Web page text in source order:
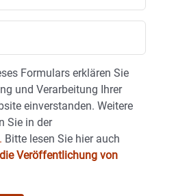
Formulars erklären Sie
und Verarbeitung Ihrer
einverstanden. Weitere
Sie in der
Bitte lesen Sie hier auch
Veröffentlichung von